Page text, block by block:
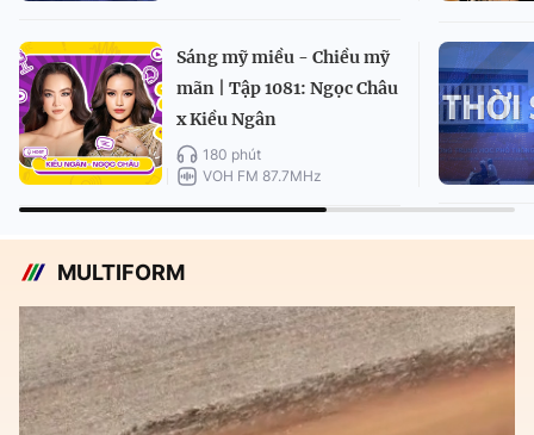
Sáng mỹ miều - Chiều mỹ
mãn | Tập 1081: Ngọc Châu
x Kiều Ngân
180 phút
VOH FM 87.7MHz
MULTIFORM